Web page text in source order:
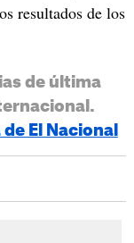
resultados de los
de última
El Nacional